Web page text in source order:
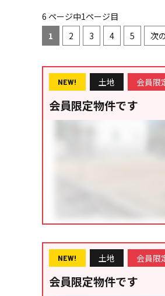
6 ページ中1ページ目
1
2 3 4 5 次
NEW! 土地 会員限
会員限定物件です
NEW! 土地 会員限
会員限定物件です